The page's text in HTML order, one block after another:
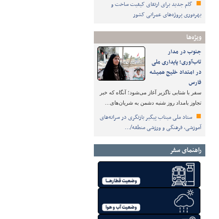
گام جدید برای ارتقای کیفیت ساخت و
بهره‌وری پروژه‌های عمرانی کشور
ویژه‌ها
جنوب در مدار
تاب‌آوری؛ پایداری ملی
در امتداد خلیج همیشه
فارس
سفر با شتابی ناگزیر آغاز می‌شود؛ آنگاه که خبر
تجاوز بامداد روز شنبه دشمن به شریان‌های…
ستاد ملی میناب پیگیر بازنگری در سرانه‌های
آموزشی، فرهنگی و ورزشی منطقه/…
راهنمای سفر